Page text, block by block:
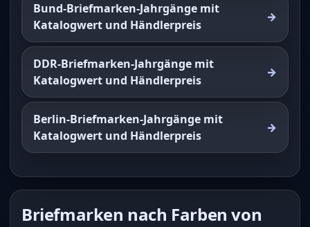
Bund-Briefmarken-Jahrgänge mit
Katalogwert und Händlerpreis
DDR-Briefmarken-Jahrgänge mit
Katalogwert und Händlerpreis
Berlin-Briefmarken-Jahrgänge mit
Katalogwert und Händlerpreis
Briefmarken nach Farben von